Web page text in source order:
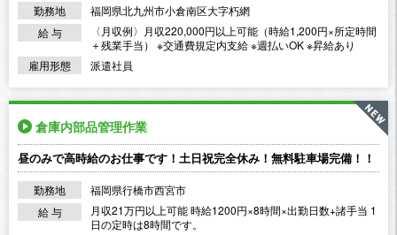
勤務地
福岡県北九州市小倉南区大字朽網
給 与
〈月収例〉月収220,000円以上可能（時給1,200円×所定時間
＋残業手当） ※交通費規定内支給 ※週払いOK ※昇給あり
雇用形態
派遣社員
倉庫内部品管理作業
昼のみで高時給のお仕事です！土日祝完全休み！無料駐車場完備！！
勤務地
福岡県行橋市西宮市
給 与
月収21万円以上可能 時給1200円×8時間×出勤日数+諸手当 1
日の定時は8時間です。